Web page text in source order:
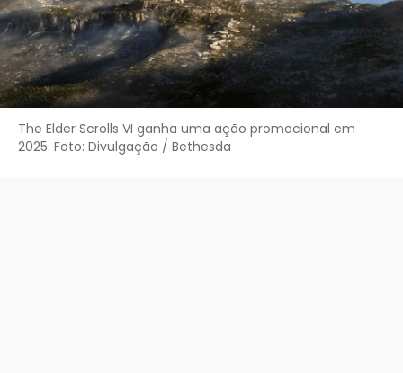
The Elder Scrolls VI ganha uma ação promocional em
2025. Foto: Divulgação / Bethesda